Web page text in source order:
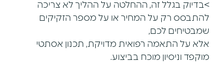
>בדיוק בגלל זה, ההחלטה על ההליך לא צריכה
להתבסס רק על המחיר או על מספר הזקיקים
שמבטיחים לכם,
אלא על התאמה רפואית מדויקת, תכנון אסתטי
מוקפד וניסיון מוכח בביצוע.